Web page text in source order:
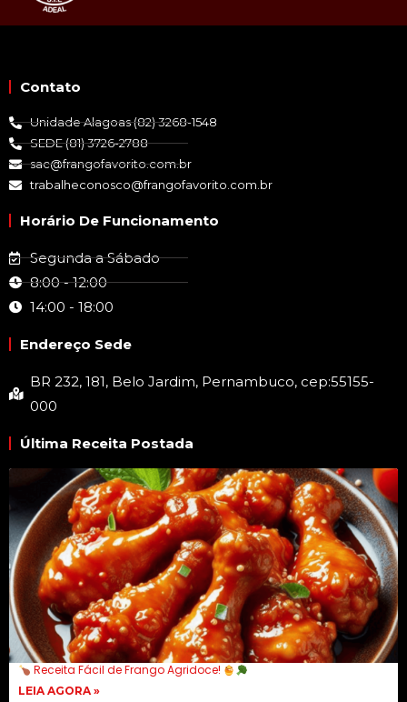
Contato
Unidade Alagoas (82) 3268-1548
SEDE (81) 3726-2788
sac@frangofavorito.com.br
trabalheconosco@frangofavorito.com.br
Horário De Funcionamento
Segunda a Sábado
8:00 - 12:00
14:00 - 18:00
Endereço Sede
BR 232, 181, Belo Jardim, Pernambuco, cep:55155-
000
Última Receita Postada
Receita Fácil de Frango Agridoce!
LEIA AGORA »